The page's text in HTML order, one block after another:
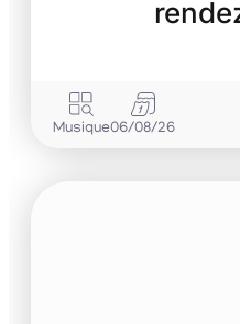
Musique06/08/26